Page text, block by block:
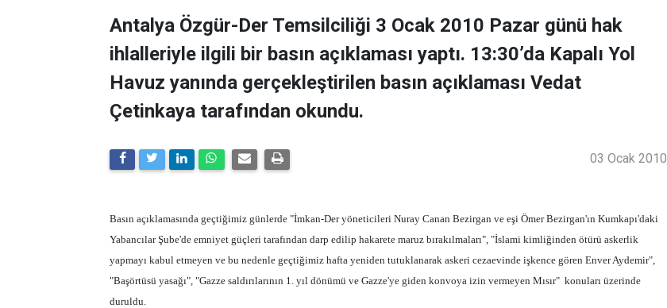
Antalya Özgür-Der Temsilciliği 3 Ocak 2010 Pazar günü hak
ihlalleriyle ilgili bir basın açıklaması yaptı. 13:30’da Kapalı Yol
Havuz yanında gerçekleştirilen basın açıklaması Vedat
Çetinkaya tarafından okundu.
03 Ocak 2010
Basın açıklamasında geçtiğimiz günlerde "İmkan-Der yöneticileri Nuray Canan Bezirgan ve eşi Ömer Bezirgan'ın Kumkapı'daki
Yabancılar Şube'de emniyet güçleri tarafından darp edilip hakarete maruz bırakılmaları", "İslami kimliğinden ötürü askerlik
yapmayı kabul etmeyen ve bu nedenle geçtiğimiz hafta yeniden tutuklanarak askeri cezaevinde işkence gören Enver Aydemir",
"Başörtüsü yasağı", "Gazze saldırılarının 1. yıl dönümü ve Gazze'ye giden konvoya izin vermeyen Mısır" konuları üzerinde
duruldu.